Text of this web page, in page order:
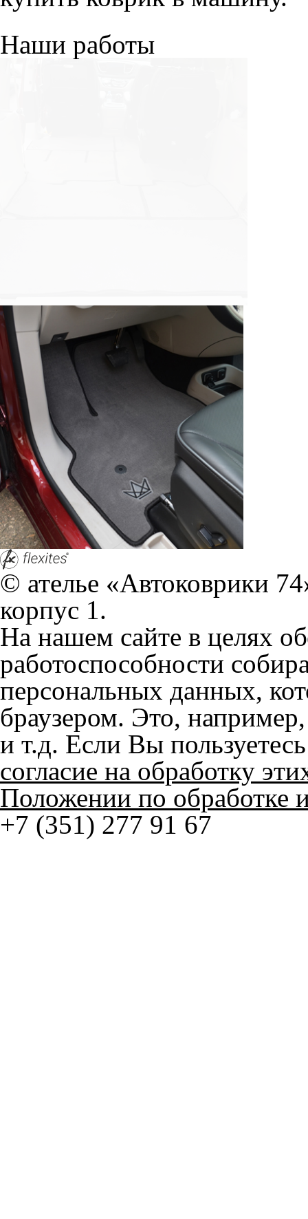
Наши работы
© ателье «Автоковрики
корпус 1.
На нашем сайте в целях
работоспособности
персональных данных,
браузером. Это,
и т.д. Если Вы
согласие на обработку
Положении по обработке
+7 (351) 277 91 67